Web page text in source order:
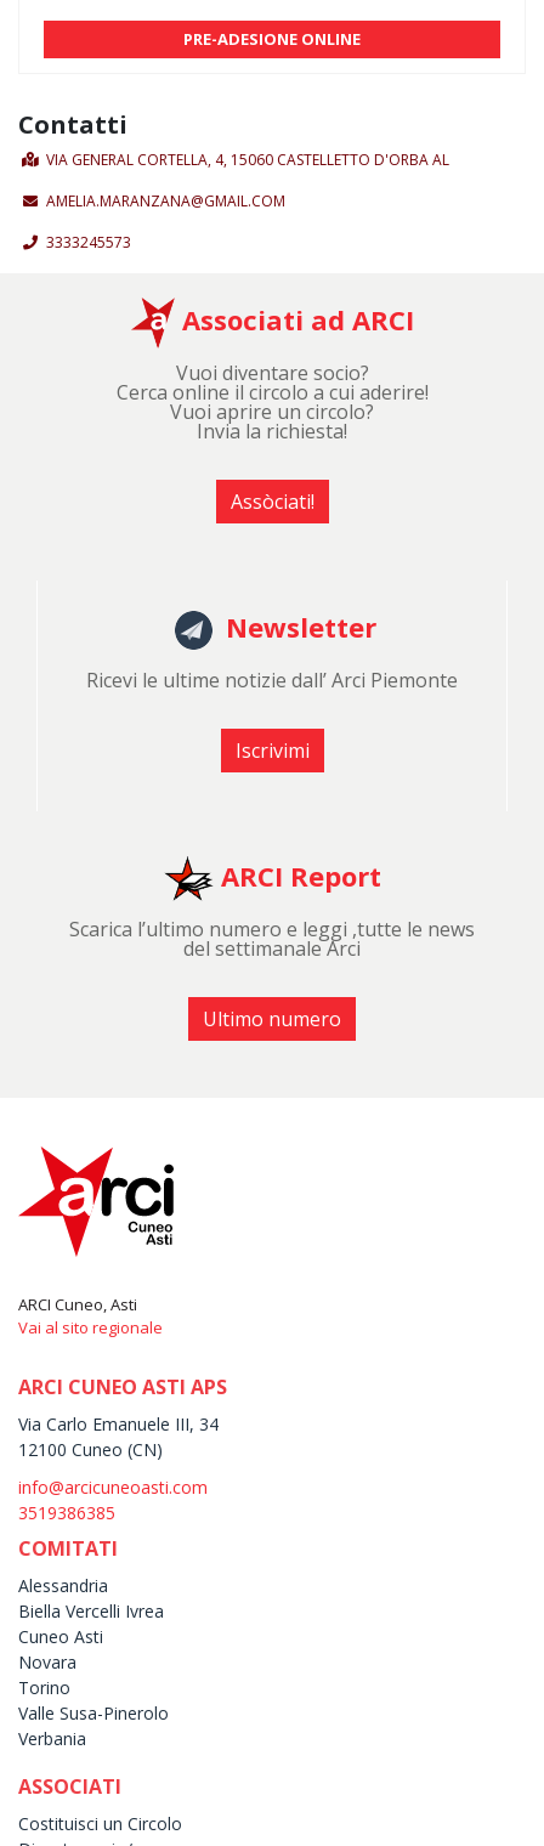
PRE-ADESIONE ONLINE
Contatti
VIA GENERAL CORTELLA, 4, 15060 CASTELLETTO D'ORBA AL
AMELIA.MARANZANA@GMAIL.COM
3333245573
Associati ad ARCI
Vuoi diventare socio?
Cerca online il circolo a cui aderire!
Vuoi aprire un circolo?
Invia la richiesta!
Assòciati!
Newsletter
Ricevi le ultime notizie dall’ Arci Piemonte
Iscrivimi
ARCI Report
Scarica l’ultimo numero e leggi ,tutte le news
del settimanale Arci
Ultimo numero
ARCI Cuneo, Asti
Vai al sito regionale
ARCI CUNEO ASTI APS
Via Carlo Emanuele III, 34
12100 Cuneo (CN)
info@arcicuneoasti.com
3519386385
COMITATI
Alessandria
Biella Vercelli Ivrea
Cuneo Asti
Novara
Torino
Valle Susa-Pinerolo
Verbania
ASSOCIATI
Costituisci un Circolo